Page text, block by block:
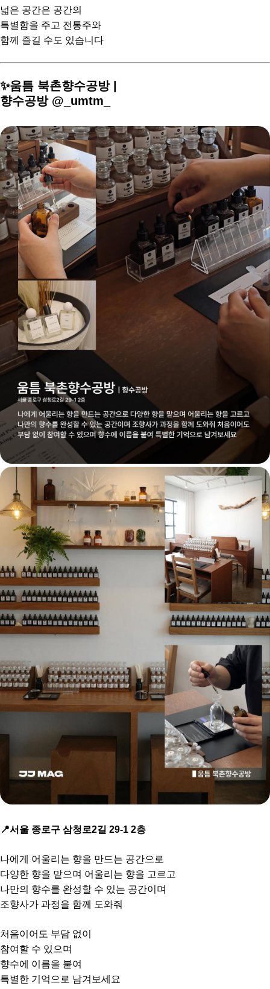
넓은 공간은 공간의
특별함을 주고 전통주와
함께 즐길 수도 있습니다
✨움틈 북촌향수공방 |
향수공방 @_umtm_
📍서울 종로구 삼청로2길 29-1 2층
나에게 어울리는 향을 만드는 공간으로
다양한 향을 맡으며 어울리는 향을 고르고
나만의 향수를 완성할 수 있는 공간이며
조향사가 과정을 함께 도와줘
처음이어도 부담 없이
참여할 수 있으며
향수에 이름을 붙여
특별한 기억으로 남겨보세요